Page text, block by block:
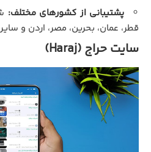
پشتیبانی از کشورهای مختلف:
قطر، عمان، بحرین، مصر، اردن و
سایت حراج (Haraj)